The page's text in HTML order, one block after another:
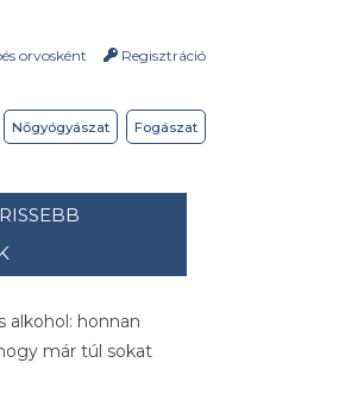
orvosként Regisztráció
Fogászat
Nőgyógyászat
alkohol: honnan
már túl sokat